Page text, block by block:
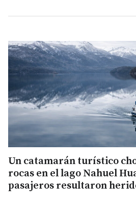
Un catamarán turístico
rocas en el lago Nahuel
pasajeros resultaron